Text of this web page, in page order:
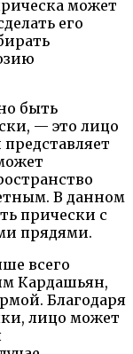
может
его
быть
— это лицо
В данном
прически с
прядями.
всего
Кардашьян,
Благодаря
лицо может